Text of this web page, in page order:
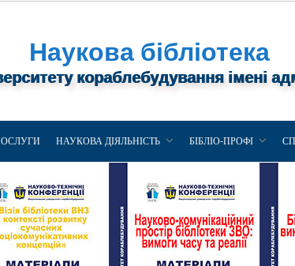
Наукова бібліотека
кораблебудування імені
НАУКОВА ДІЯЛЬНІСТЬ БІБЛІО-ПРОФІ